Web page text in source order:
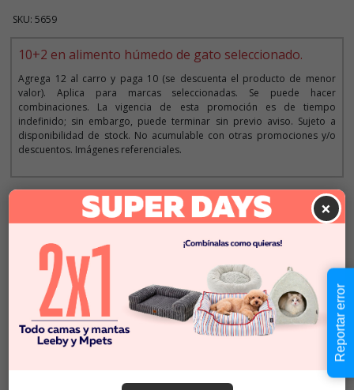
SKU: 5659
10+2 en alimento húmedo de gato seleccionado.
Agrega 12 al carro y paga 10 (se descuenta el producto de menor
valor). Aplica para marcas seleccionadas. Se puede hacer
combinaciones. La vigencia de esta promoción es de tiempo
indefinido; sin embargo, puede terminar sin previo aviso. Sujeto a
disponibilidad de stock. No acumulable con otras promociones y/o
descuentos. Imágenes referenciales.
Descripción
Cantidad:
- +
$4.290
En Stock
Añadir al carrito
×
Reportar error